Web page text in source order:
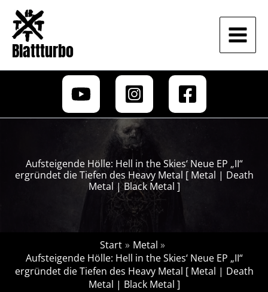
Zum
Inhalt
springen
Blattturbo
Aufsteigende Hölle: Hell in the Skies‘ Neue EP „II“
ergründet die Tiefen des Heavy Metal [ Metal | Death
Metal | Black Metal ]
Start
Metal
Aufsteigende Hölle: Hell in the Skies‘ Neue EP „II“
ergründet die Tiefen des Heavy Metal [ Metal | Death
Metal | Black Metal ]